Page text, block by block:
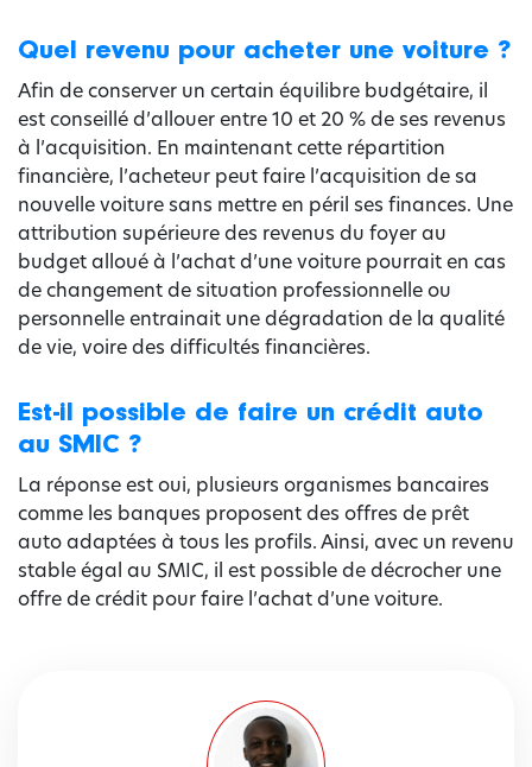
Quel revenu pour acheter une voiture ?
Afin de conserver un certain équilibre budgétaire, il
est conseillé d’allouer entre 10 et 20 % de ses revenus
à l’acquisition. En maintenant cette répartition
financière, l’acheteur peut faire l’acquisition de sa
nouvelle voiture sans mettre en péril ses finances. Une
attribution supérieure des revenus du foyer au
budget alloué à l’achat d’une voiture pourrait en cas
de changement de situation professionnelle ou
personnelle entrainait une dégradation de la qualité
de vie, voire des difficultés financières.
Est-il possible de faire un crédit auto
au SMIC ?
La réponse est oui, plusieurs organismes bancaires
comme les banques proposent des offres de prêt
auto adaptées à tous les profils. Ainsi, avec un revenu
stable égal au SMIC, il est possible de décrocher une
offre de crédit pour faire l’achat d’une voiture.